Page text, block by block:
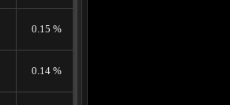
0.15 %
0.14 %